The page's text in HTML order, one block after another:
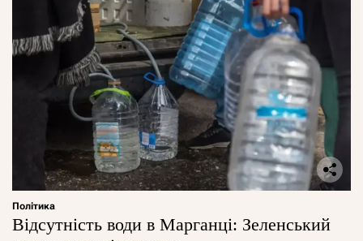
Політика
Відсутність води в Марганці: Зеленський